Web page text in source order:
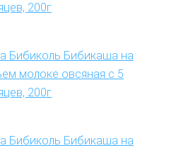
200г
Бибиколь Бибикаша на
молоке овсяная с 5
200г
Бибиколь Бибикаша на